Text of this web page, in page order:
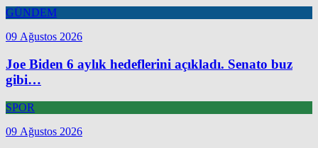
GÜNDEM
09 Ağustos 2026
Joe Biden 6 aylık hedeflerini açıkladı. Senato buz
gibi…
SPOR
09 Ağustos 2026